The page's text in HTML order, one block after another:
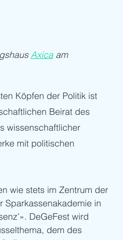
Axica am
Köpfen der Politik ist
Beirat des
wissenschaftlicher
mit politischen
wie stets im Zentrum der
Sparkassenakademie in
DeGeFest wird
dem des